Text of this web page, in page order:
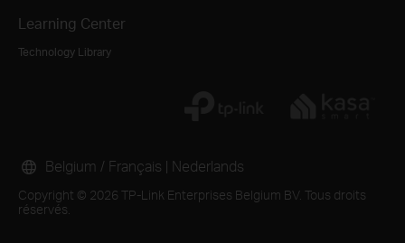
Learning Center
Technology Library
Copyright © 2026 TP-Link Enterprises Belgium BV. Tous droits
réservés.
Belgium / Français | Nederlands